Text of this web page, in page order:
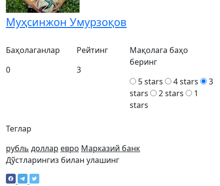
Муҳсинжон Умурзоқов
Теглар
рубль доллар евро Марказий банк
Баҳолаганлар
0
Рейтинг
3
Мақолага баҳо
беринг
5 stars
4 stars
3
stars
2 stars
1
stars
Дўстларингиз билан улашинг